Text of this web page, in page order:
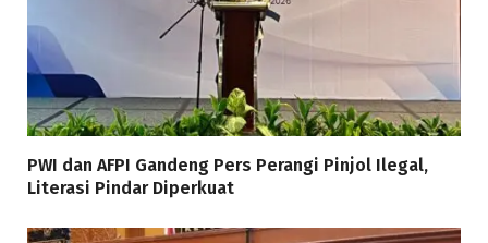
PWI dan AFPI Gandeng Pers Perangi Pinjol Ilegal,
Literasi Pindar Diperkuat